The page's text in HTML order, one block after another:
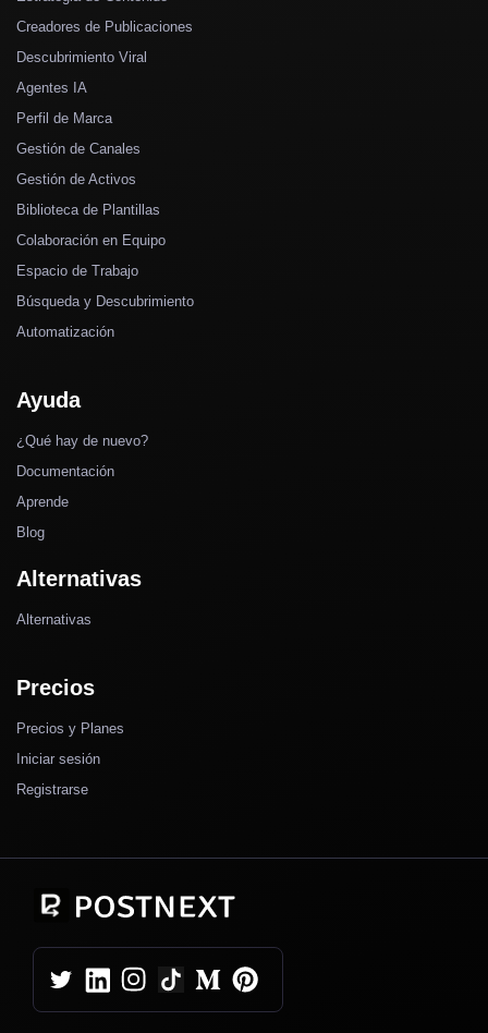
Creadores de Publicaciones
Descubrimiento Viral
Agentes IA
Perfil de Marca
Gestión de Canales
Gestión de Activos
Biblioteca de Plantillas
Colaboración en Equipo
Espacio de Trabajo
Búsqueda y Descubrimiento
Automatización
Ayuda
¿Qué hay de nuevo?
Documentación
Aprende
Blog
Alternativas
Alternativas
Precios
Precios y Planes
Iniciar sesión
Registrarse